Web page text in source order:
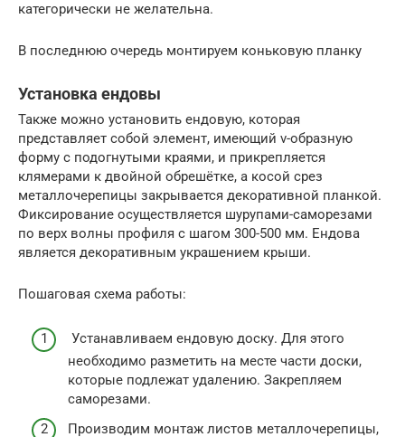
категорически не желательна.
В последнюю очередь монтируем коньковую планку
Установка ендовы
Также можно установить ендовую, которая
представляет собой элемент, имеющий v-образную
форму с подогнутыми краями, и прикрепляется
клямерами к двойной обрешётке, а косой срез
металлочерепицы закрывается декоративной планкой.
Фиксирование осуществляется шурупами-саморезами
по верх волны профиля с шагом 300-500 мм. Ендова
является декоративным украшением крыши.
Пошаговая схема работы:
Устанавливаем ендовую доску. Для этого
необходимо разметить на месте части доски,
которые подлежат удалению. Закрепляем
саморезами.
Производим монтаж листов металлочерепицы,